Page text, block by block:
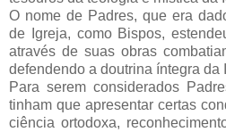
O nome de Padres, que era
de Igreja, como Bispos,
através de suas obras
defendendo a doutrina íntegra da
Para serem considerados
tinham que apresentar certas
ciência ortodoxa,